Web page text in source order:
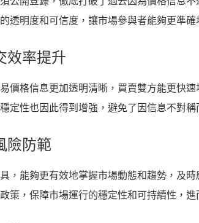
透明度和可信度，讓市場參與者能夠更準
效率提升
價格信息更加透明清晰，買賣雙方能更快
定性也因此得到增強，避免了因信息不對稱
險防範
，能夠更有效地掌握市場動態和趨勢，及
策，保障市場運行的穩定性和可持續性，進